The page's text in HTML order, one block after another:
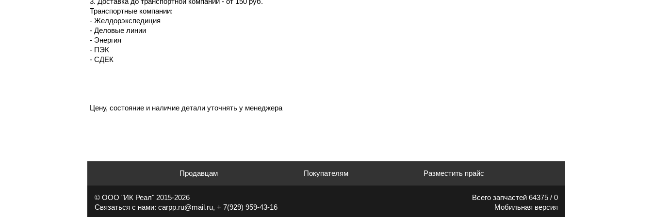
Транспортные компании:
- Желдорэкспедиция
- Деловые линии
- Энергия
- ПЭК
- СДЕК
Цену, состояние и наличие детали уточнять у менеджера
Продавцам Покупателям Разместить прайс
© ООО "ИК Реал" 2015-2026
Связаться с нами: carpp.ru@mail.ru, + 7(929) 959-43-16
Всего запчастей 64375 / 0
Мобильная версия